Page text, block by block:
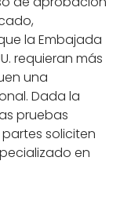
la Embajada
requieran más
una
Dada la
pruebas
soliciten
en